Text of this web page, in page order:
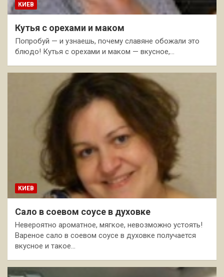
КИЕВ
Кутья с орехами и маком
Попробуй — и узнаешь, почему славяне обожали это
блюдо! Кутья с орехами и маком — вкусное,…
КИЕВ
Сало в соевом соусе в духовке
Невероятно ароматное, мягкое, невозможно устоять!
Вареное сало в соевом соусе в духовке получается
вкусное и такое…